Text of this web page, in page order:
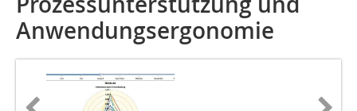
Anwendungsergonomie